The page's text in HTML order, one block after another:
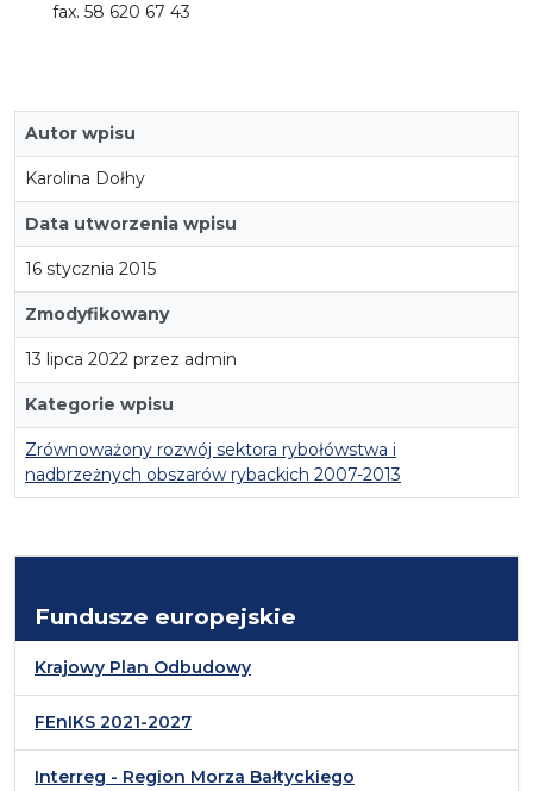
fax. 58 620 67 43
Autor wpisu
Karolina Dołhy
Data utworzenia wpisu
16 stycznia 2015
Zmodyfikowany
13 lipca 2022 przez admin
Kategorie wpisu
Zrównoważony rozwój sektora rybołówstwa i
nadbrzeżnych obszarów rybackich 2007-2013
Fundusze europejskie
Krajowy Plan Odbudowy
FEnIKS 2021-2027
Interreg - Region Morza Bałtyckiego